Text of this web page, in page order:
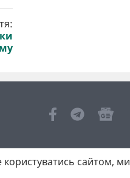
сайтом, ми